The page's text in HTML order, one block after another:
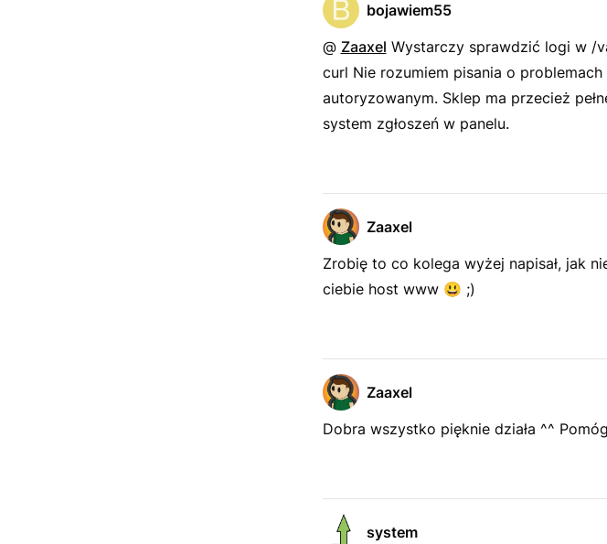
bojawiem55
@ Zaaxel Wystarczy sprawdzić logi w /
curl Nie rozumiem pisania o
autoryzowanym. Sklep ma przecież
system zgłoszeń w panelu.
Zaaxel
Zrobię to co kolega wyżej napisał, jak
ciebie host www 😃 ;)
Zaaxel
Dobra wszystko pięknie działa ^^
system